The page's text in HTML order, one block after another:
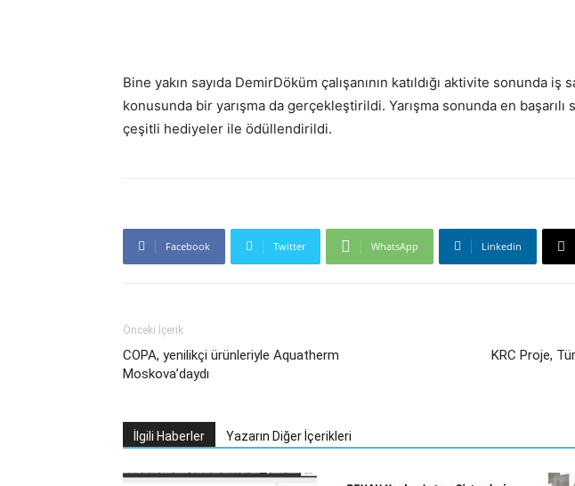
Bine yakın sayıda DemirDöküm çalışanının katıldığı aktivite sonunda iş
konusunda bir yarışma da gerçekleştirildi. Yarışma sonunda en başarılı
çeşitli hediyeler ile ödüllendirildi.
Facebook Twitter WhatsApp Linkedin
Önceki İçerik
COPA, yenilikçi ürünleriyle Aquatherm
Moskova’daydı
KRC Proje,
İlgili Haberler Yazarın Diğer İçerikleri